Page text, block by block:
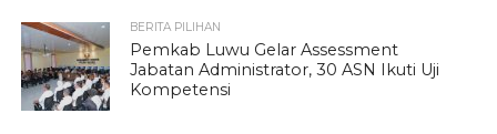
BERITA PILIHAN
Pemkab Luwu Gelar Assessment
Jabatan Administrator, 30 ASN Ikuti Uji
Kompetensi